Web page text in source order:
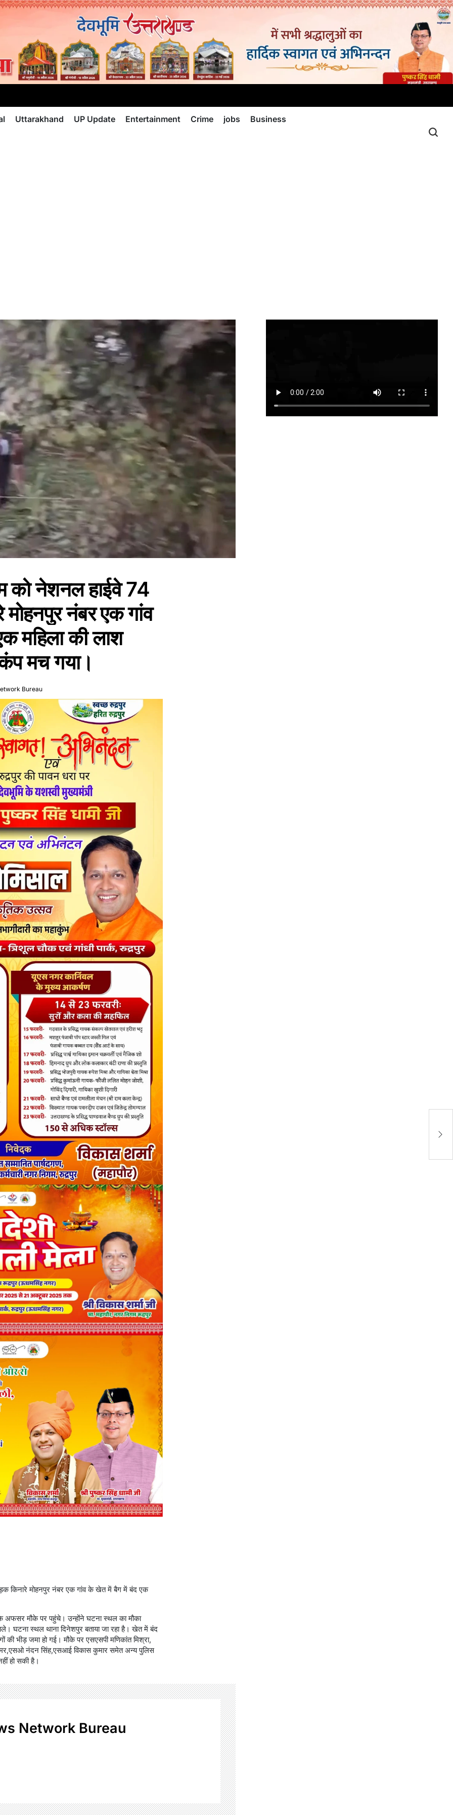
Uttarakhand UP Update Entertainment Crime jobs Business
को नेशनल हाईवे 74
नंबर एक गांव
महिला की लाश
मच गया।
Bureau
किनारे मोहनपुर नंबर एक गांव के खेत में बैग में बंद एक
अफसर मौके पर पहुंचे। उन्होंने घटना स्थल का मौका
घटना स्थल थाना दिनेशपुर बताया जा रहा है। खेत में बंद
की भीड़ जमा हो गई। मौके पर एसएसपी मणिकांत मिश्रा,
नंदन सिंह,एसआई विकास कुमार समेत अन्य पुलिस
हो सकी है।
Network Bureau